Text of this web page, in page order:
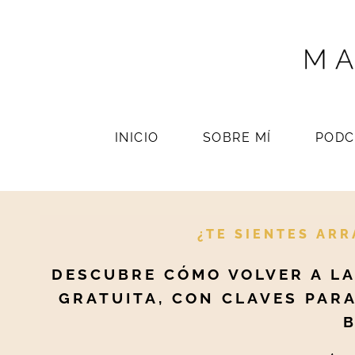
INICIO SOBRE MÍ
¿TE SIENTES
DESCUBRE CÓMO VOLVER A
GRATUITA, CON CLAVES